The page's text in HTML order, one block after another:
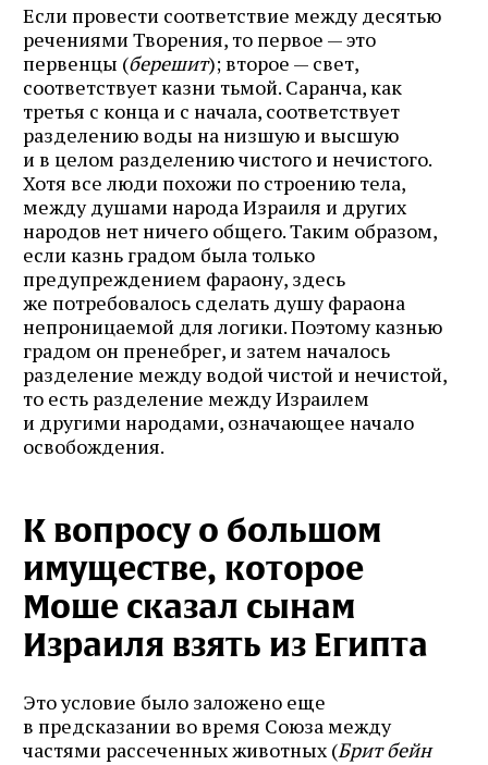
Если провести соответствие между десятью
речениями Творения, то первое — это
первенцы (берешит); второе — свет,
соответствует казни тьмой. Саранча, как
третья с конца и с начала, соответствует
разделению воды на низшую и высшую
и в целом разделению чистого и нечистого.
Хотя все люди похожи по строению тела,
между душами народа Израиля и других
народов нет ничего общего. Таким образом,
если казнь градом была только
предупреждением фараону, здесь
же потребовалось сделать душу фараона
непроницаемой для логики. Поэтому казнью
градом он пренебрег, и затем началось
разделение между водой чистой и нечистой,
то есть разделение между Израилем
и другими народами, означающее начало
освобождения.
К вопросу о большом
имуществе, которое
Моше сказал сынам
Израиля взять из Египта
Это условие было заложено еще
в предсказании во время Союза между
частями рассеченных животных (Брит бейн